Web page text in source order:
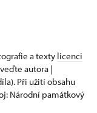
a texty licenci
autora |
Při užití obsahu
Národní památkový